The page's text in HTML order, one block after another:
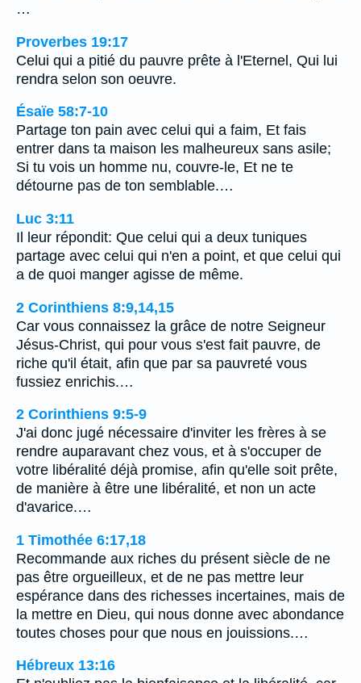
…
Proverbes 19:17
Celui qui a pitié du pauvre prête à l'Eternel, Qui lui
rendra selon son oeuvre.
Ésaïe 58:7-10
Partage ton pain avec celui qui a faim, Et fais
entrer dans ta maison les malheureux sans asile;
Si tu vois un homme nu, couvre-le, Et ne te
détourne pas de ton semblable.…
Luc 3:11
Il leur répondit: Que celui qui a deux tuniques
partage avec celui qui n'en a point, et que celui qui
a de quoi manger agisse de même.
2 Corinthiens 8:9,14,15
Car vous connaissez la grâce de notre Seigneur
Jésus-Christ, qui pour vous s'est fait pauvre, de
riche qu'il était, afin que par sa pauvreté vous
fussiez enrichis.…
2 Corinthiens 9:5-9
J'ai donc jugé nécessaire d'inviter les frères à se
rendre auparavant chez vous, et à s'occuper de
votre libéralité déjà promise, afin qu'elle soit prête,
de manière à être une libéralité, et non un acte
d'avarice.…
1 Timothée 6:17,18
Recommande aux riches du présent siècle de ne
pas être orgueilleux, et de ne pas mettre leur
espérance dans des richesses incertaines, mais de
la mettre en Dieu, qui nous donne avec abondance
toutes choses pour que nous en jouissions.…
Hébreux 13:16